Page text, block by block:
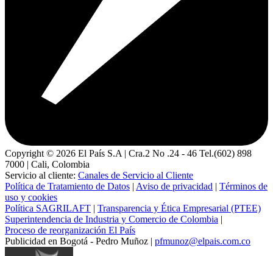
Copyright © 2026 El País S.A | Cra.2 No .24 - 46 Tel.(602) 898
7000 | Cali, Colombia
Servicio al cliente: Canales de Servicio al Cliente
Política de Tratamiento de Datos | Aviso de privacidad | Términos de
uso y cookies
Política SAGRILAFT | Transparencia y Ética Empresarial (PTEE)
Superintendencia de Industria y Comercio de Colombia |
Proceso de reorganización El País
Publicidad en Bogotá - Pedro Muñoz | pfmunoz@elpais.com.co